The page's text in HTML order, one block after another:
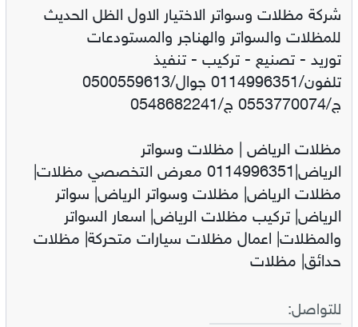
شركة مظلات وسواتر الاختيار الاول الظل الحديث
للمظلات والسواتر والهناجر والمستودعات
توريد - تصنيع - تركيب - تنفيذ
تلفون/0114996351 جوال/0500559613
ج/0553770074 ج/0548682241
مظلات الرياض | مظلات وسواتر
الرياض|0114996351 معرض التخصصي مظلات|
مظلات الرياض| مظلات وسواتر الرياض| سواتر
الرياض| تركيب مظلات الرياض| اسعار السواتر
والمظلات| اعمال مظلات سيارات متحركة| مظلات
حدائق| مظلات
للتواصل: